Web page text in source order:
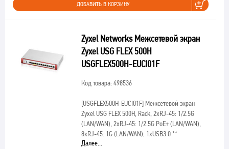
ДОБАВИТЬ В КОРЗИНУ
Zyxel Networks Межсетевой экран
Zyxel USG FLEX 500H
USGFLEX500H-EUCI01F
Код товара: 498536
[USGFLEX500H-EUCI01F]Межсетевой экран
Zyxel USG FLEX 500H, Rack, 2xRJ-45: 1/2.5G
(LAN/WAN), 2xRJ-45: 1/2.5G PoE+ (LAN/WAN),
8xRJ-45: 1G (LAN/WAN), 1xUSB3.0 **
Далее...